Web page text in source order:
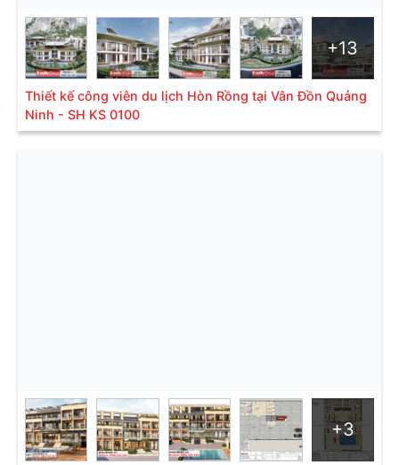
+13
Thiết kế công viên du lịch Hòn Rồng tại Vân Đồn Quảng
Ninh - SH KS 0100
+3